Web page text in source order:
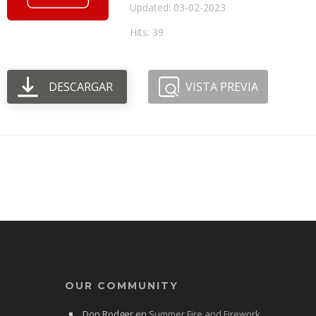
Updated: 03-02-2023
Hits: 39
DESCARGAR VISTA PREVIA
OUR COMMUNITY